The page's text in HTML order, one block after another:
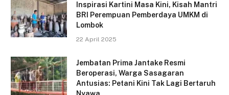
Inspirasi Kartini Masa Kini, Kisah Mantri
BRI Perempuan Pemberdaya UMKM di
Lombok
22 April 2025
Jembatan Prima Jantake Resmi
Beroperasi, Warga Sasagaran
Antusias: Petani Kini Tak Lagi Bertaruh